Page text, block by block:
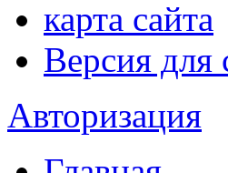
карта сайта
Версия для
Авторизация